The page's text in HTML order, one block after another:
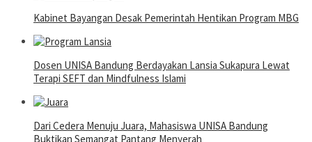
Kabinet Bayangan Desak Pemerintah Hentikan Program MBG
Dosen UNISA Bandung Berdayakan Lansia Sukapura Lewat
Terapi SEFT dan Mindfulness Islami
Dari Cedera Menuju Juara, Mahasiswa UNISA Bandung
Buktikan Semangat Pantang Menyerah